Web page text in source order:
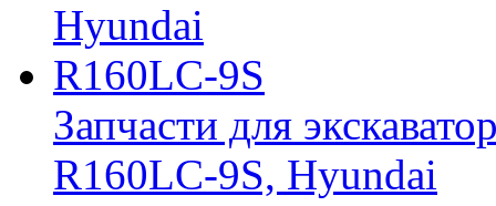
Hyundai
R160LC-9S
Запчасти для
R160LC-9S, Hyundai